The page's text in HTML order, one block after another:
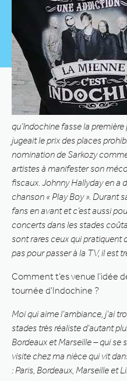
qu’Indochine fasse la
jugeait le prix des places
nomination de Sarkozy
artistes à manifester son
fiscaux. Johnny Hallyday en a
chanson « Play Boy ». Durant
fans en avant et c’est aussi
concerts dans les stades
sont rares ceux qui pratiquent
pas pour passer à la TV, il est
Comment t’es venue l’idée
tournée d’Indochine ?
Moi qui aime l’ambiance, j’ai
stades très réaliste d’autant
Bordeaux et Marseille – qui se
visite chez ma nièce qui vit
: Paris, Bordeaux, Marseille et